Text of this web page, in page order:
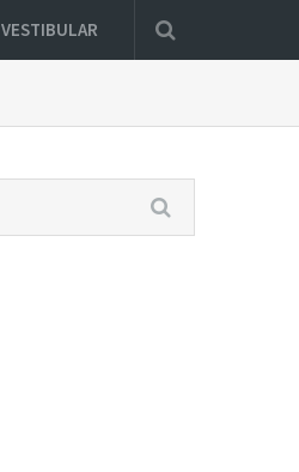
VESTIBULAR